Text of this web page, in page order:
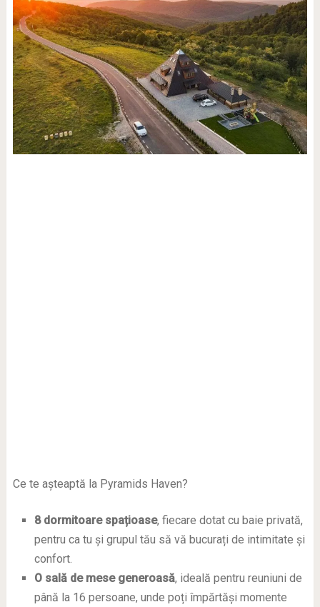
Ce te așteaptă la Pyramids Haven?
8 dormitoare spațioase, fiecare dotat cu baie privată,
pentru ca tu și grupul tău să vă bucurați de intimitate și
confort.
O sală de mese generoasă, ideală pentru reuniuni de
până la 16 persoane, unde poți împărtăși momente